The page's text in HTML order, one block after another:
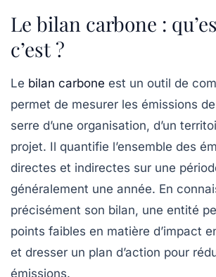
Le bilan carbone :
c’est ?
Le bilan carbone est un outil de
permet de mesurer les émissions de
serre d’une organisation, d’un
projet. Il quantifie l’ensemble des
directes et indirectes sur une
généralement une année. En
précisément son bilan, une entité
points faibles en matière d’impact
et dresser un plan d’action pour
émissions.